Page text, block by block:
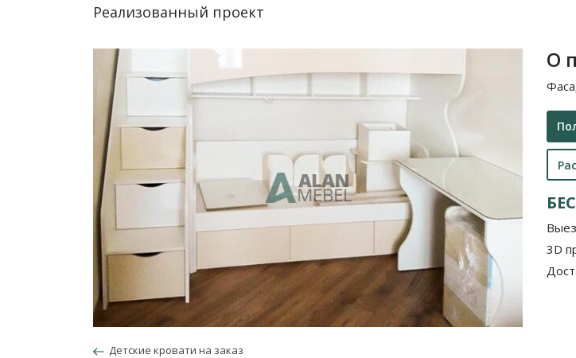
Реализованный проект
О
3D
Детские кровати на заказ